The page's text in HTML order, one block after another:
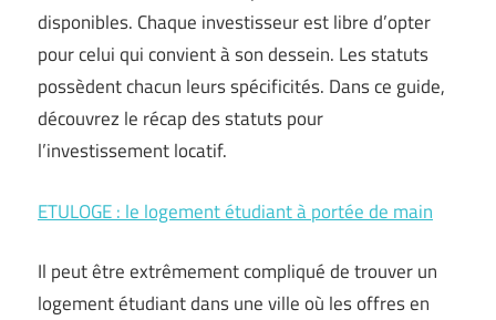
disponibles. Chaque investisseur est libre d’opter
pour celui qui convient à son dessein. Les statuts
possèdent chacun leurs spécificités. Dans ce guide,
découvrez le récap des statuts pour
l’investissement locatif.
ETULOGE : le logement étudiant à portée de main
Il peut être extrêmement compliqué de trouver un
logement étudiant dans une ville où les offres en